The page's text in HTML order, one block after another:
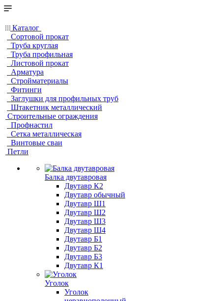
Каталог
Сортовой прокат
Труба круглая
Труба профильная
Листовой прокат
Арматура
Стройматериалы
Фитинги
Заглушки для профильных труб
Штакетник металлический
Строительные ограждения
Профнастил
Сетка металлическая
Винтовые сваи
Петли
Балка двутавровая
Двутавр К2
Двутавр обычный
Двутавр Ш1
Двутавр Ш2
Двутавр Ш3
Двутавр Ш4
Двутавр Б1
Двутавр Б2
Двутавр Б3
Двутавр К1
Уголок
Уголок